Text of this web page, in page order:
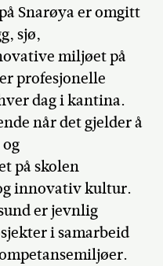
Snarøya er omgitt
sjø,
miljøet på
profesjonelle
dag i kantina.
når det gjelder å
på skolen
innovativ kultur.
er jevnlig
i samarbeid